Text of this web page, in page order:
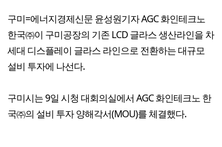
구미=에너지경제신문 윤성원기자 AGC 화인테크노
한국㈜이 구미공장의 기존 LCD 글라스 생산라인을 차
세대 디스플레이 글라스 라인으로 전환하는 대규모
설비 투자에 나선다.
구미시는 9일 시청 대회의실에서 AGC 화인테크노 한
국㈜의 설비 투자 양해각서(MOU)를 체결했다.